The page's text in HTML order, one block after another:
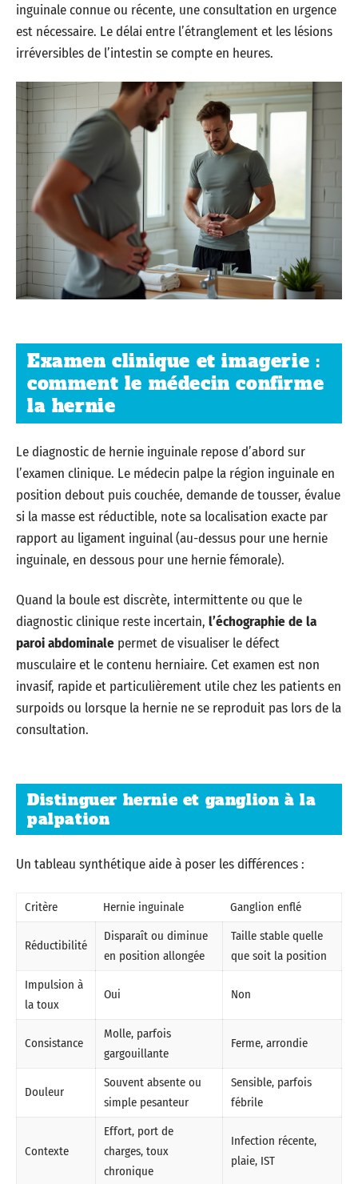
inguinale connue ou récente, une consultation en urgence
est nécessaire. Le délai entre l’étranglement et les lésions
irréversibles de l’intestin se compte en heures.
Examen clinique et imagerie :
comment le médecin confirme
la hernie
Le diagnostic de hernie inguinale repose d’abord sur
l’examen clinique. Le médecin palpe la région inguinale en
position debout puis couchée, demande de tousser, évalue
si la masse est réductible, note sa localisation exacte par
rapport au ligament inguinal (au-dessus pour une hernie
inguinale, en dessous pour une hernie fémorale).
Quand la boule est discrète, intermittente ou que le
diagnostic clinique reste incertain, l’échographie de la
paroi abdominale permet de visualiser le défect
musculaire et le contenu herniaire. Cet examen est non
invasif, rapide et particulièrement utile chez les patients en
surpoids ou lorsque la hernie ne se reproduit pas lors de la
consultation.
Distinguer hernie et ganglion à la
palpation
Un tableau synthétique aide à poser les différences :
Critère Hernie inguinale Ganglion enflé
Réductibilité
Disparaît ou diminue
en position allongée
Taille stable quelle
que soit la position
Impulsion à
la toux
Oui Non
Consistance
Molle, parfois
gargouillante
Ferme, arrondie
Douleur
Souvent absente ou
simple pesanteur
Sensible, parfois
fébrile
Contexte
Effort, port de
charges, toux
chronique
Infection récente,
plaie, IST